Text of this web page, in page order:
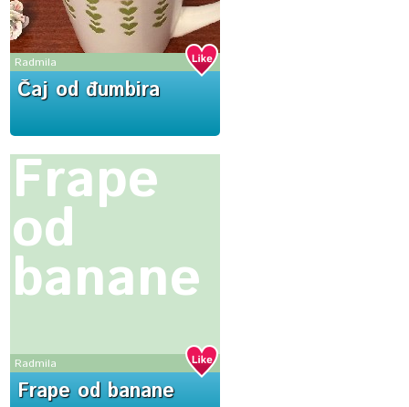
Radmila
Čaj od đumbira
Frape
od
banane
Radmila
Frape od banane